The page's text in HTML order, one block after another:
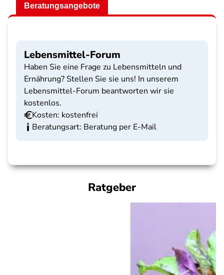
Beratungsangebote
Lebensmittel-Forum
Haben Sie eine Frage zu Lebensmitteln und
Ernährung? Stellen Sie sie uns! In unserem
Lebensmittel-Forum beantworten wir sie
kostenlos.
Kosten: kostenfrei
Beratungsart: Beratung per E-Mail
Ratgeber